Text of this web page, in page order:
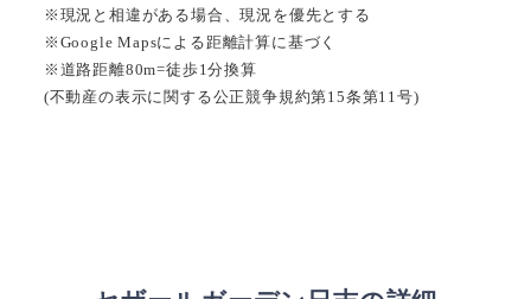
※現況と相違がある場合、現況を優先とする
※Google Mapsによる距離計算に基づく
※道路距離80m=徒歩1分換算
(不動産の表示に関する公正競争規約第15条第11号)